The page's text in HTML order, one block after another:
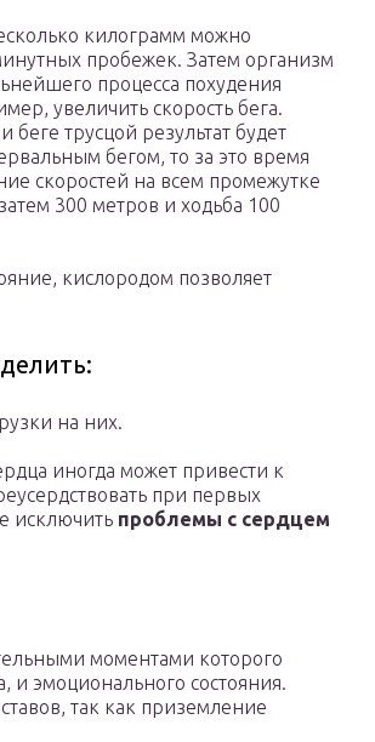
килограмм можно
пробежек. Затем организм
процесса похудения
увеличить скорость бега.
беге трусцой результат будет
бегом, то за это время
скоростей на всем промежутке
300 метров и ходьба 100
кислородом позволяет
на них.
иногда может привести к
при первых
исключить проблемы с сердцем
моментами которого
и эмоционального состояния.
так как приземление